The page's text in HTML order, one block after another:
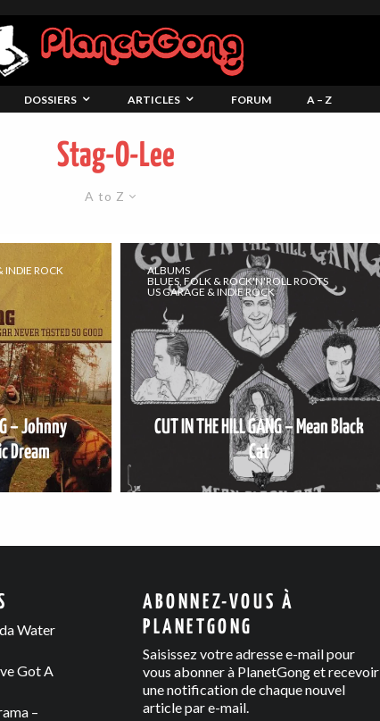
DOSSIERS ARTICLES FORUM A – Z
Stag-O-Lee
A to Z
INDIE ROCK
– Johnny
Dream
ALBUMS
BLUES, FOLK & ROCK'N'ROLL ROOTS
US GARAGE & INDIE ROCK
CUT IN THE HILL GANG – Mean Black
Cat
Water
Got A
–
ABONNEZ-VOUS À
PLANETGONG
Saisissez votre adresse e-mail pour
vous abonner à PlanetGong et recevoir
une notification de chaque nouvel
article par e-mail.